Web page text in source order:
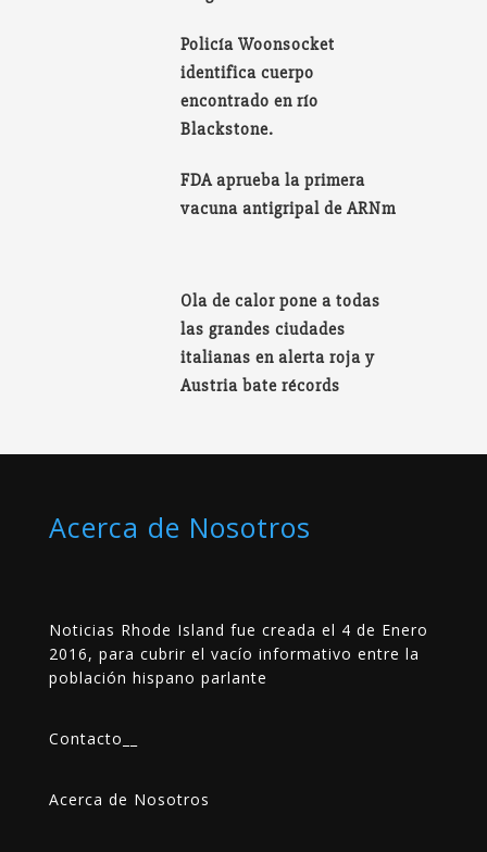
Policía Woonsocket
identifica cuerpo
encontrado en río
Blackstone.
FDA aprueba la primera
vacuna antigripal de ARNm
Ola de calor pone a todas
las grandes ciudades
italianas en alerta roja y
Austria bate récords
Acerca de Nosotros
Noticias Rhode Island fue creada el 4 de Enero
2016, para cubrir el vacío informativo entre la
población hispano parlante
Contacto
Acerca de Nosotros